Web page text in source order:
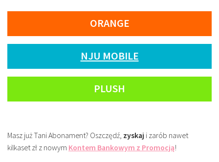
ORANGE
NJU MOBILE
PLUSH
Masz już Tani Abonament? Oszczędź, zyskaj i zarób nawet
kilkaset zł z nowym Kontem Bankowym z Promocją!